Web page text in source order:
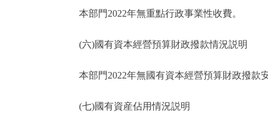
本部門2022年無重點行政事業性收費。
(六)國有資本經營預算財政撥款情況説明
本部門2022年無國有資本經營預算財政撥款
(七)國有資産佔用情況説明